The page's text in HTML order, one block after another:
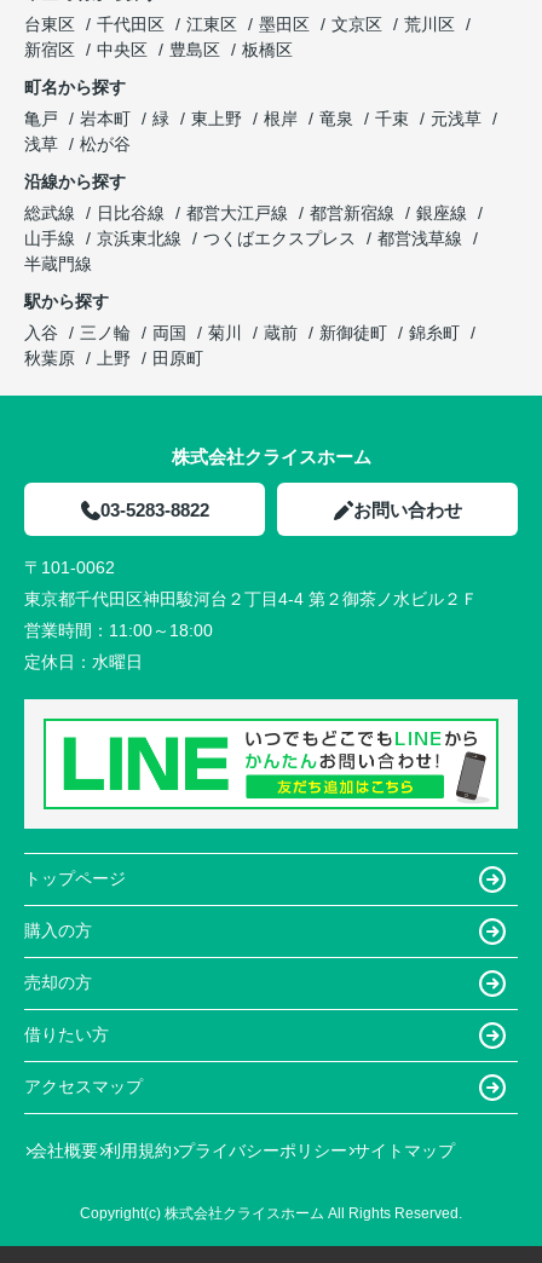
台東区
千代田区 江東区 墨田区 文京区
荒川区
新宿区
中央区 豊島区
板橋区
町名から探す
亀戸
岩本町 緑 東上野 根岸 竜泉 千束
元浅草
浅草
松が谷
沿線から探す
総武線
日比谷線 都営大江戸線 都営新宿線
銀座線
山手線
京浜東北線 つくばエクスプレス
都営浅草線
半蔵門線
駅から探す
入谷
三ノ輪 両国 菊川 蔵前 新御徒町
錦糸町
秋葉原
上野 田原町
株式会社クライスホーム
03-5283-8822 お問い合わせ
〒101-0062
東京都千代田区神田駿河台２丁目4-4 第２御茶ノ水ビル２Ｆ
営業時間： 11:00～18:00
定休日： 水曜日
トップページ
購入の方
売却の方
借りたい方
アクセスマップ
会社概要 利用規約 プライバシーポリシー サイトマップ
Copyright(c) 株式会社クライスホーム All Rights Reserved.